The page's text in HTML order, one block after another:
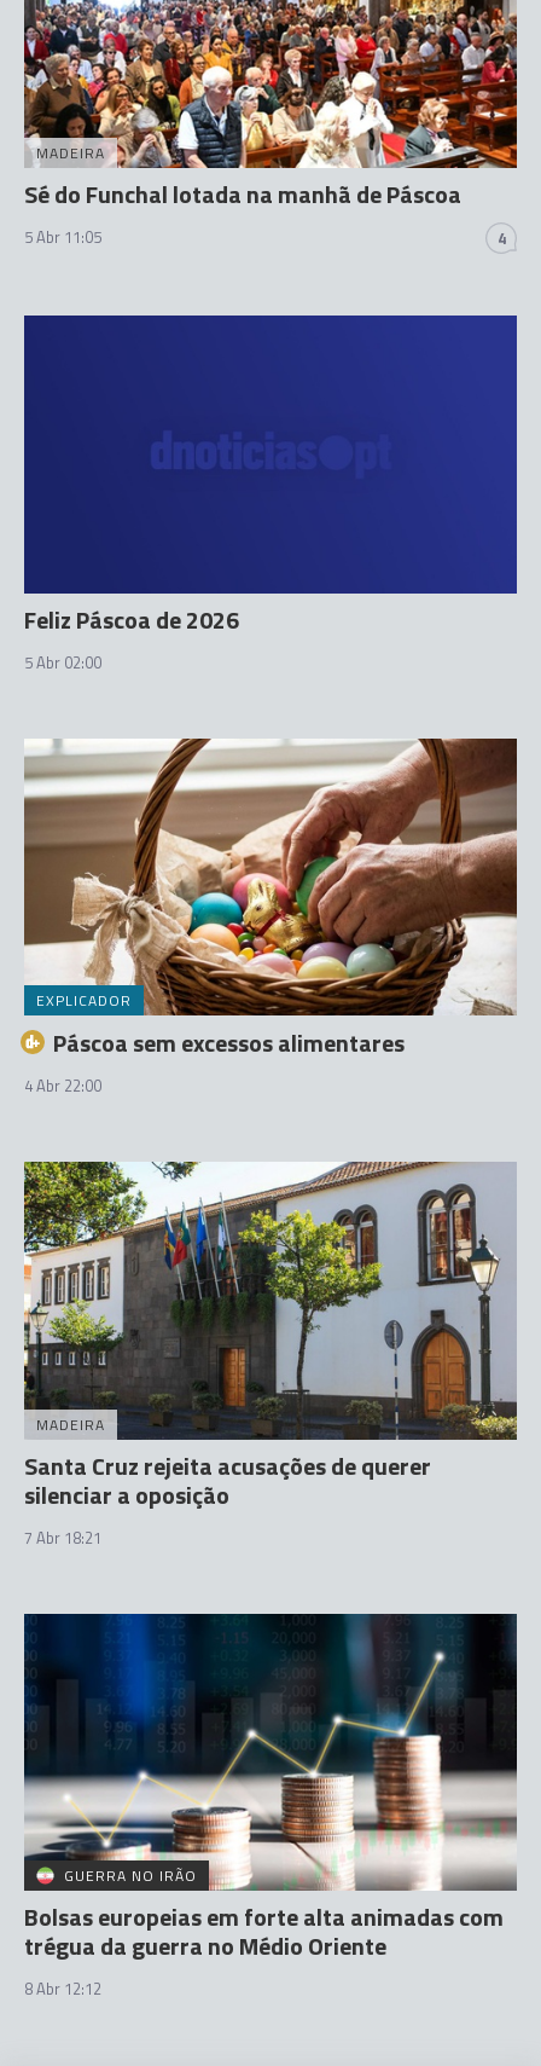
MADEIRA
Sé do Funchal lotada na manhã de Páscoa
5 Abr 11:05 4
Feliz Páscoa de 2026
5 Abr 02:00
EXPLICADOR
Páscoa sem excessos alimentares
4 Abr 22:00
MADEIRA
Santa Cruz rejeita acusações de querer
silenciar a oposição
7 Abr 18:21
GUERRA NO IRÃO
Bolsas europeias em forte alta animadas com
trégua da guerra no Médio Oriente
8 Abr 12:12